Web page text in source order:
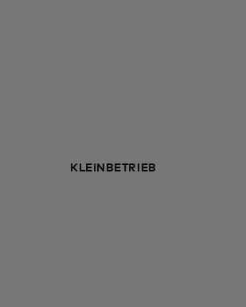
KLEINBETRIEB